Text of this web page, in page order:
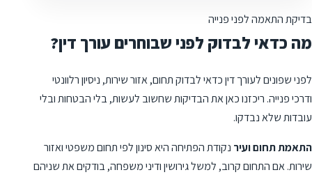
בדיקת התאמה לפני פנייה
מה כדאי לבדוק לפני שבוחרים עורך דין?
לפני שפונים לעורך דין כדאי לבדוק תחום, אזור שירות, ניסיון רלוונטי
ודרכי פנייה. ריכזנו כאן את הבדיקות שחשוב לעשות, בלי הבטחות ובלי
עובדות שלא נבדקו.
התאמת תחום ועיר נקודת הפתיחה היא סינון לפי תחום משפטי ואזור
שירות. אם התחום קרוב, למשל גירושין ודיני משפחה, בודקים את שניהם